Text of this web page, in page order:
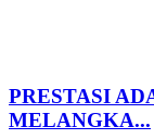
PRESTASI
MELANGKA...